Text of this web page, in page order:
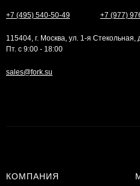
+7 (495) 540-50-49 +7 (977)
115404, г. Москва, ул. 1-я
Пт. с 9:00 - 18:00
sales@fork.su
КОМПАНИЯ